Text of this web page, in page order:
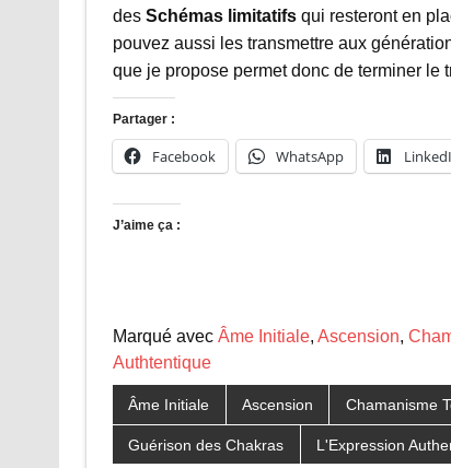
des Schémas limitatifsqui resteront en
pouvez aussi les transmettre aux
que je propose permet donc de terminer le
Partager :
Facebook WhatsApp
J’aime ça :
Marqué avec Âme Initiale, Ascension,
Authtentique
Âme Initiale Ascension Chamanisme
Guérison des Chakras L'Expression